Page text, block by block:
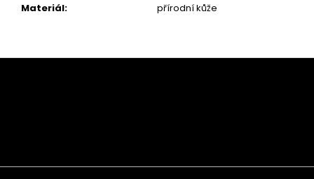
Materiál: přírodní kůže
Z